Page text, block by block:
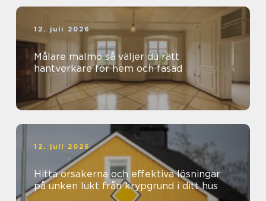
12. juli 2026
Målare malmö så väljer du rätt
hantverkare för hem och fasad
12. juli 2026
Hitta orsakerna och effektiva lösningar
på unken lukt från krypgrund i ditt hus